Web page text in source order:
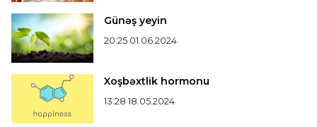
Günəş yeyin
20:25 01.06.2024
Xoşbəxtlik hormonu
13:28 18.05.2024